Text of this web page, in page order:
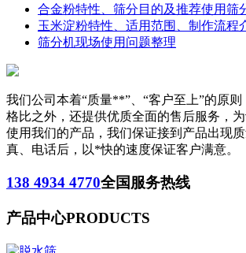
合金粉特性、筛分目的及推荐使用筛
玉米淀粉特性、适用范围、制作流程
筛分机现场使用问题整理
我们公司本着“质量**”、“客户至上”的原
格比之外，还提供优质全面的售后服务，
使用我们的产品，我们保证接到产品出现
真、电话后，以*快的速度保证客户满意。
138 4934 4770全国服务热线
产品中心PRODUCTS